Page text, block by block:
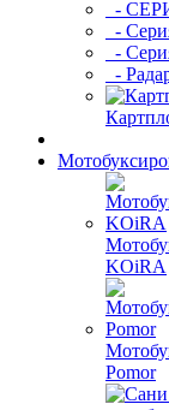
-
-
-
-
KOiRA
Pomor